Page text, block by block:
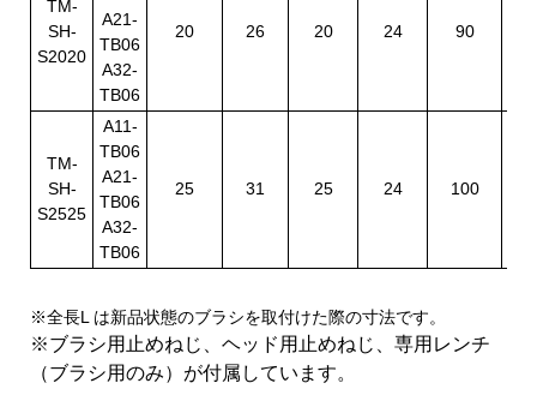
TM-
SH-
S2020
A21-
TB06
A32-
TB06
20 26 20 24 90
TM-
SH-
S2525
A11-
TB06
A21-
TB06
A32-
TB06
25 31 25 24 100
※全長L は新品状態のブラシを取付けた際の寸法です。
※ブラシ用止めねじ、ヘッド用止めねじ、専用レンチ
（ブラシ用のみ）が付属しています。